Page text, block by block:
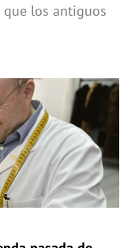
los antiguos